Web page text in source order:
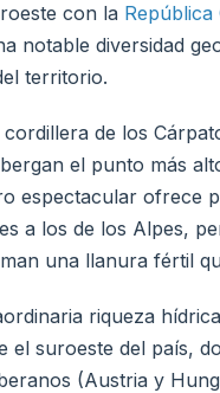
con la República
notable diversidad
territorio.
de los
el punto más
espectacular ofrece
a los de los Alpes,
una llanura fértil
riqueza
suroeste del país,
(Austria y